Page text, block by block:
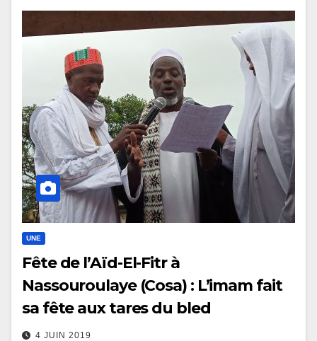
UNE
Fête de l’Aïd-El-Fitr à
Nassouroulaye (Cosa) : L’imam fait
sa fête aux tares du bled
4 JUIN 2019